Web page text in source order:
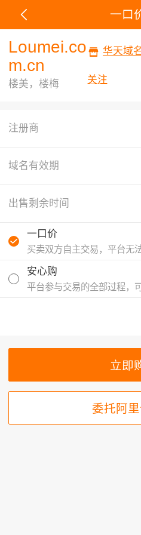
一口
Loumei.co
m.cn
楼美，楼梅
华天域
关注
注册商
域名有效期
出售剩余时间
一口价
买卖双方自主交易，平台无
安心购
平台参与交易的全部过程，
委托阿